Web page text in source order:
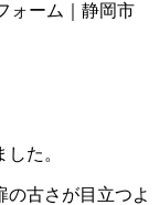
ォーム｜静岡市
た。
の古さが目立つよ